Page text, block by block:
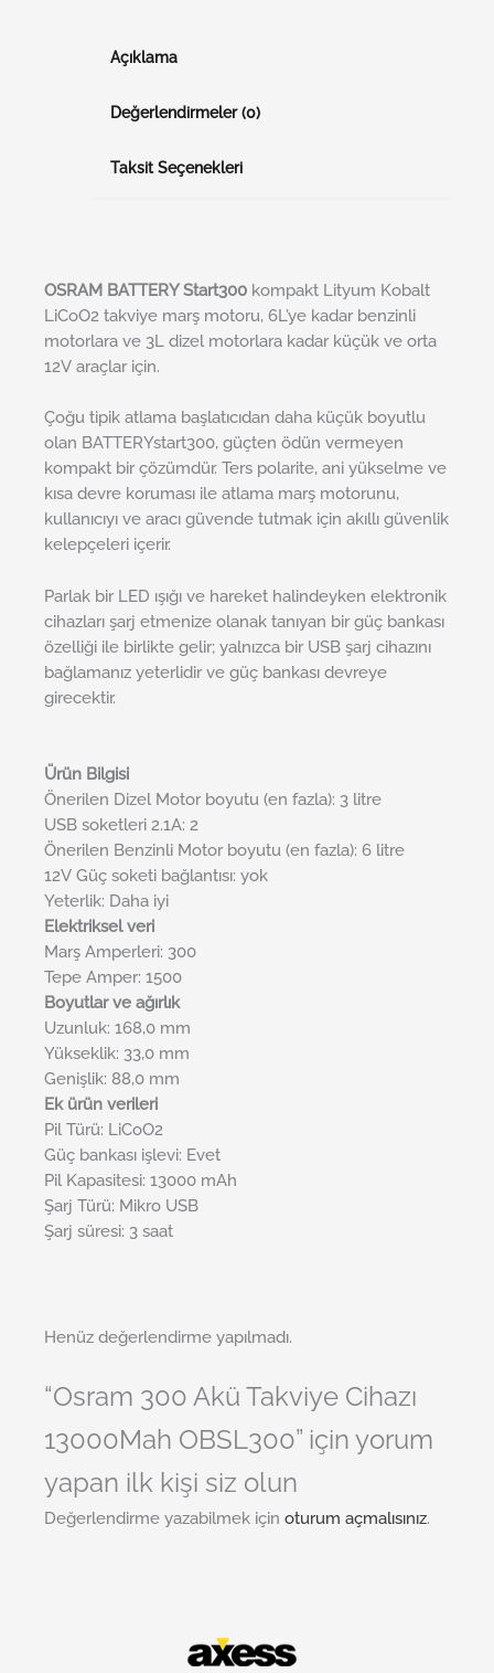
Açıklama
Değerlendirmeler (0)
Taksit Seçenekleri
OSRAM BATTERY Start300 kompakt Lityum Kobalt
LiCoO2 takviye marş motoru, 6L’ye kadar benzinli
motorlara ve 3L dizel motorlara kadar küçük ve orta
12V araçlar için.
Çoğu tipik atlama başlatıcıdan daha küçük boyutlu
olan BATTERYstart300, güçten ödün vermeyen
kompakt bir çözümdür. Ters polarite, ani yükselme ve
kısa devre koruması ile atlama marş motorunu,
kullanıcıyı ve aracı güvende tutmak için akıllı güvenlik
kelepçeleri içerir.
Parlak bir LED ışığı ve hareket halindeyken elektronik
cihazları şarj etmenize olanak tanıyan bir güç bankası
özelliği ile birlikte gelir; yalnızca bir USB şarj cihazını
bağlamanız yeterlidir ve güç bankası devreye
girecektir.
Ürün Bilgisi
Önerilen Dizel Motor boyutu (en fazla): 3 litre
USB soketleri 2.1A: 2
Önerilen Benzinli Motor boyutu (en fazla): 6 litre
12V Güç soketi bağlantısı: yok
Yeterlik: Daha iyi
Elektriksel veri
Marş Amperleri: 300
Tepe Amper: 1500
Boyutlar ve ağırlık
Uzunluk: 168,0 mm
Yükseklik: 33,0 mm
Genişlik: 88,0 mm
Ek ürün verileri
Pil Türü: LiCoO2
Güç bankası işlevi: Evet
Pil Kapasitesi: 13000 mAh
Şarj Türü: Mikro USB
Şarj süresi: 3 saat
Henüz değerlendirme yapılmadı.
“Osram 300 Akü Takviye Cihazı
13000Mah OBSL300” için yorum
yapan ilk kişi siz olun
Değerlendirme yazabilmek için oturum açmalısınız.